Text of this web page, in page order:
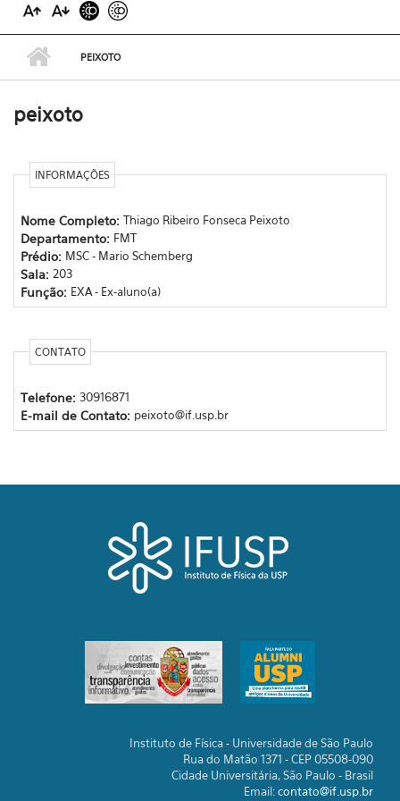
PEIXOTO
peixoto
INFORMAÇÕES
Nome Completo: Thiago Ribeiro Fonseca Peixoto
Departamento: FMT
Prédio: MSC - Mario Schemberg
Sala: 203
Função: EXA - Ex-aluno(a)
CONTATO
Telefone: 30916871
E-mail de Contato: peixoto@if.usp.br
Instituto de Física - Universidade de São Paulo
Rua do Matão 1371 - CEP 05508-090
Cidade Universitária, São Paulo - Brasil
Email:contato@if.usp.br